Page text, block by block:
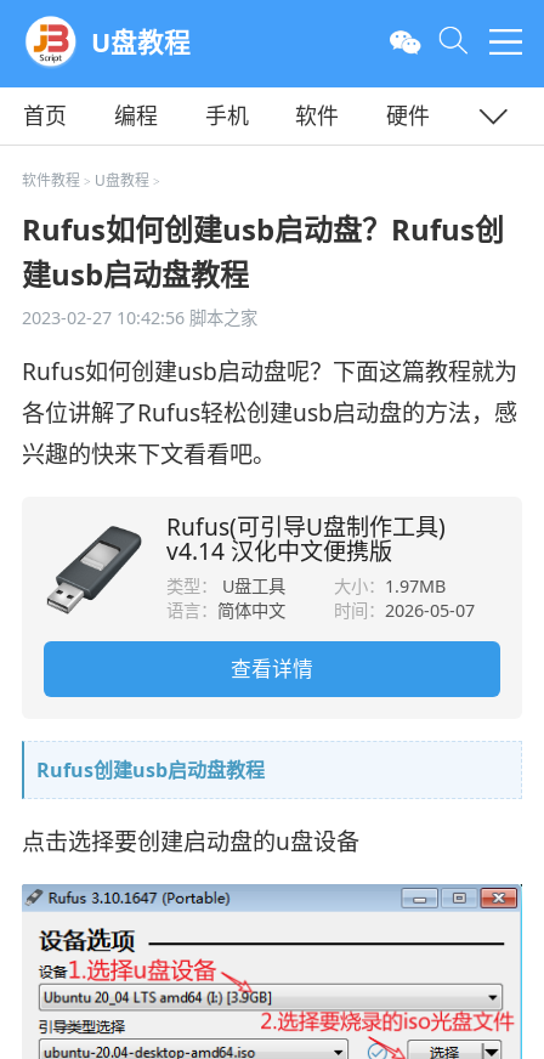
U盘教程
首页 编程 手机 软件
硬件
教程
平面
软件教程 > U盘教程 >
Rufus如何创建usb启动盘？Rufus创
建usb启动盘教程
2023-02-27 10:42:56脚本之家
Rufus如何创建usb启动盘呢？下面这篇教程就为
各位讲解了Rufus轻松创建usb启动盘的方法，感
兴趣的快来下文看看吧。
Rufus(可引导U盘制作工具)
v4.14 汉化中文便携版
类型： U盘工具 大小： 1.97MB
语言： 简体中文 时间： 2026-05-07
查看详情
Rufus创建usb启动盘教程
点击选择要创建启动盘的u盘设备